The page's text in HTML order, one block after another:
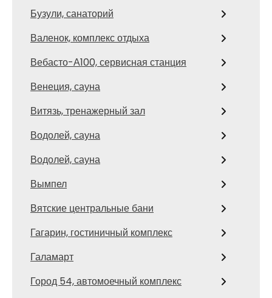
Бузули, санаторий
Валенок, комплекс отдыха
Вебасто-А100, сервисная станция
Венеция, сауна
Витязь, тренажерный зал
Водолей, сауна
Водолей, сауна
Вымпел
Вятские центральные бани
Гагарин, гостиничный комплекс
Галамарт
Город 54, автомоечный комплекс